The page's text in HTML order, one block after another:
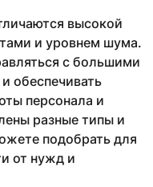
высокой
и уровнем шума.
с большими
обеспечивать
персонала и
разные типы и
подобрать для
от нужд и